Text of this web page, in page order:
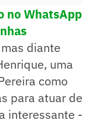
no WhatsApp
diante
uma
como
para atuar de
interessante -